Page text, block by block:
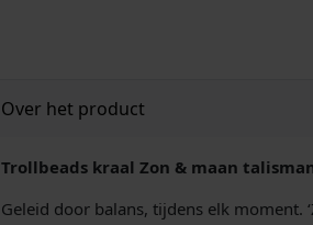
Over het product
Trollbeads kraal Zon & maan
Geleid door balans, tijdens elk moment.